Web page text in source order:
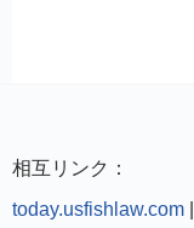
相互リンク：
today.usfishlaw.com